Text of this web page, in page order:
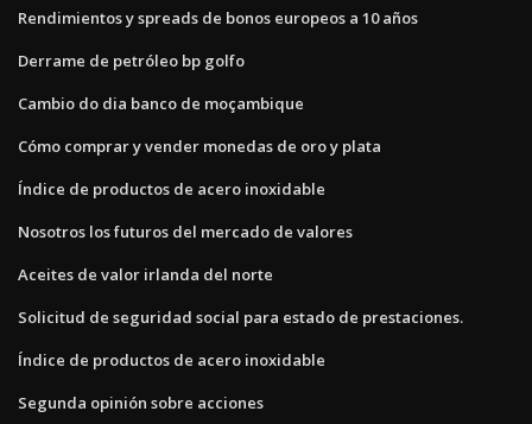
Rendimientos y spreads de bonos europeos a 10 años
Derrame de petróleo bp golfo
Cambio do dia banco de moçambique
Cómo comprar y vender monedas de oro y plata
Índice de productos de acero inoxidable
Nosotros los futuros del mercado de valores
Aceites de valor irlanda del norte
Solicitud de seguridad social para estado de prestaciones.
Índice de productos de acero inoxidable
Segunda opinión sobre acciones